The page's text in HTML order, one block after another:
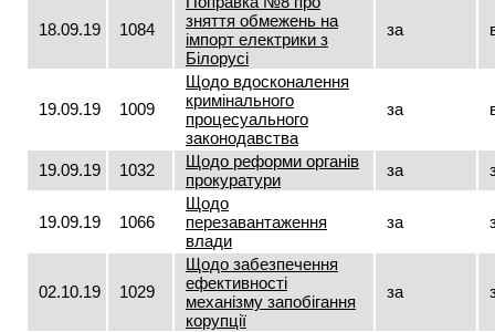
18.09.19 1084
зняття обмежень на
імпорт електрики з
Білорусі
за
19.09.19 1009
Щодо вдосконалення
кримінального
процесуального
законодавства
за
19.09.19 1032
Щодо реформи органів
прокуратури
за
19.09.19 1066
Щодо
перезавантаження
влади
за
02.10.19 1029
Щодо забезпечення
ефективності
механізму запобігання
корупції
за